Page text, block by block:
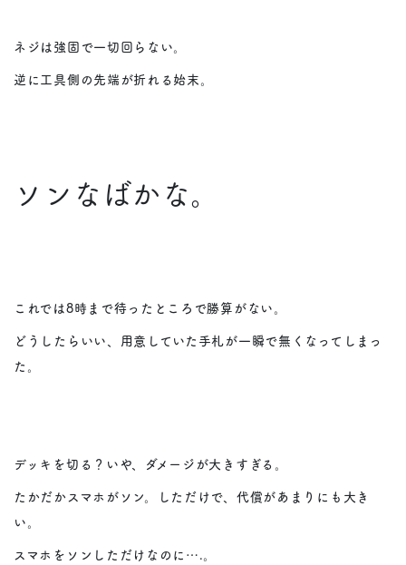
ネジは強固で一切回らない。
逆に工具側の先端が折れる始末。
ソンなばかな。
これでは8時まで待ったところで勝算がない。
どうしたらいい、用意していた手札が一瞬で無くなってしまっ
た。
デッキを切る？いや、ダメージが大きすぎる。
たかだかスマホがソン。しただけで、代償があまりにも大き
い。
スマホをソンしただけなのに….。